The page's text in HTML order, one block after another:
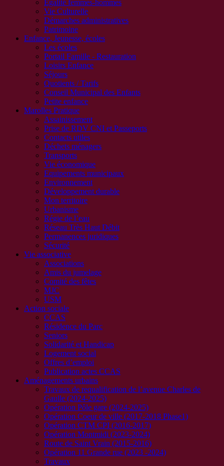
Égalité femmes-hommes
Vie Culturelle
Démarches administratives
Patrimoine
Enfance, Jeunesse, écoles
Les écoles
Portail Famille - Restauration
Loisirs Enfance
Séjours
Quotients / Tarifs
Conseil Municipal des Enfants
Petite enfance
Marolles Pratique
Assainissement
Prise de RDV CNI et Passeports
Contacts utiles
Déchets ménagers
Transports
Vie économique
Equipements municipaux
Environnement
Développement durable
Mon territoire
Urbanisme
Régie de l’eau
Réseau Très Haut Débit
Permanences juridiques
Sécurité
Vie associative
Associations
Amis du jumelage
Comité des fêtes
MJC
USM
Action sociale
CCAS
Résidence du Parc
Seniors
Solidarité et Handicap
Logement social
Offres d’emploi
Publication actes CCAS
Aménagements urbains
Travaux de requalification de l’avenue Charles de
Gaulle (2024-2025)
Opération Pôle gare (2024-2025)
Opération Coeur de ville (2017-2018 Phase1)
Opération CTM CPI (2016-2017)
Opération Montmidi (2023-2024)
Route de Saint Vrain (2015-2016)
Opération 11 Grande rue (2023 -2024)
Travaux